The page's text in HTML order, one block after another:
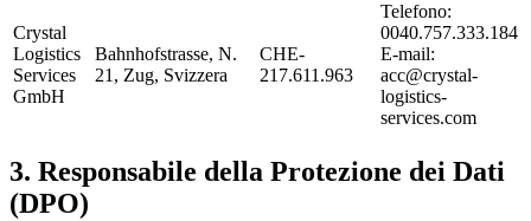
Crystal
Logistics
Services
GmbH
Bahnhofstrasse, N.
21, Zug, Svizzera
CHE-
217.611.963
Telefono:
0040.757.333.184
E-mail:
acc@crystal-
logistics-
services.com
3. Responsabile della Protezione dei Dati
(DPO)